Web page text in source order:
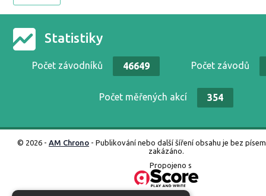
Statistiky
Počet závodníků 46649 Počet závodů
Počet měřených akcí 354
© 2026 - AM Chrono - Publikování nebo další šíření obsahu je bez
zakázáno.
Propojeno s